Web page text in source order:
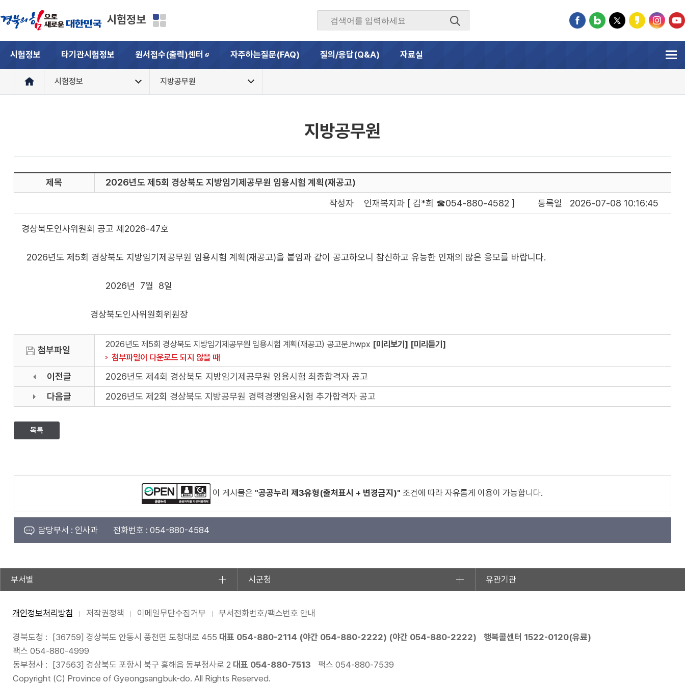
시험정보
시험정보 타기관시험정보
원서접수(출력)센터
새창
자주하는질문(FAQ) 질의/응답(Q&A) 자료실
시험정보 지방공무원
지방공무원
제목
2026년도 제5회 경상북도 지방임기제공무원 임용시험 계획(재공고)
등록일
2026-07-08 10:16:45
작성자 인재복지과 [ 김*희 ☎054-880-4582 ]
경상북도인사위원회 공고 제2026-47호
2026년도 제5회 경상북도 지방임기제공무원 임용시험 계획(재공고)을 붙임과 같이 공고하오니 참신하고 유능한 인재의 많은 응모를 바랍니다.
2026년 7월 8일
경상북도인사위원회위원장
첨부파일
2026년도 제5회 경상북도 지방임기제공무원 임용시험 계획(재공고) 공고문.hwpx [미리보기] [미리듣기]
첨부파일이 다운로드 되지 않을 때
이전글
2026년도 제4회 경상북도 지방임기제공무원 임용시험 최종합격자 공고
다음글
2026년도 제2회 경상북도 지방공무원 경력경쟁임용시험 추가합격자 공고
목록
이 게시물은 "공공누리 제3유형(출처표시 + 변경금지)" 조건에 따라 자유롭게 이용이 가능합니다.
담당부서 : 인사과 전화번호 : 054-880-4584
부서별 시군청 유관기관
개인정보처리방침 저작권정책 이메일무단수집거부 부서전화번호/팩스번호 안내
경북도청 : [36759] 경상북도 안동시 풍천면 도청대로 455 대표 054-880-2114 (야간 054-880-2222) (야간 054-880-2222) 행복콜센터 1522-0120(유료)
팩스 054-880-4999
동부청사 :
[37563] 경상북도 포항시 북구 흥해읍 동부청사로 2 대표 054-880-7513
팩스 054-880-7539
Copyright (C) Province of Gyeongsangbuk-do. All Rights Reserved.